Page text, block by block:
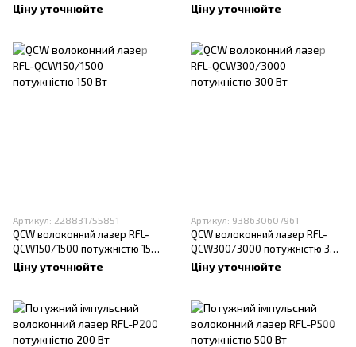
потужністю 30000 Вт
Ціну уточнюйте
RFL-C20000 потужністю 20000
Ціну уточнюйте
Артикул: 228831755851
QCW волоконний лазер RFL-
QCW150/1500 потужністю 150
Вт
Ціну уточнюйте
Артикул: 938630607961
QCW волоконний лазер RFL-
QCW300/3000 потужністю 300
Вт
Ціну уточнюйте